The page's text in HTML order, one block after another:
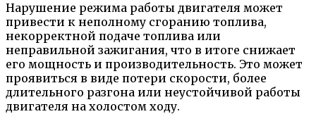
Нарушение режима работы двигателя может
привести к неполному сгоранию топлива,
некорректной подаче топлива или
неправильной зажигания, что в итоге снижает
его мощность и производительность. Это может
проявиться в виде потери скорости, более
длительного разгона или неустойчивой работы
двигателя на холостом ходу.